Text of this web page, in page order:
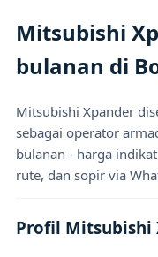
Mitsubishi
bulanan di
Mitsubishi Xpander
sebagai operator
bulanan - harga
rute, dan sopir via
Profil Mitsubishi